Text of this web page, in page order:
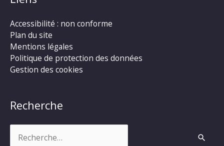
Accessibilité : non conforme
Plan du site
Mentions légales
Politique de protection des données
Gestion des cookies
Recherche